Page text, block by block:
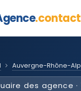
.contact
Auvergne-Rhône-
des agence ·